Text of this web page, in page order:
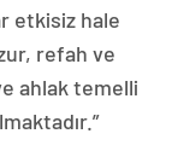
etkisiz hale
refah ve
ahlak temelli